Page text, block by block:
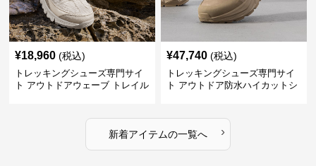
¥18,960 (税込)
トレッキングシューズ専門サイ
ト アウトドアウェーブ トレイル
¥47,740 (税込)
トレッキングシューズ専門サイ
ト アウトドア防水ハイカットシ
新着アイテムの一覧へ ›